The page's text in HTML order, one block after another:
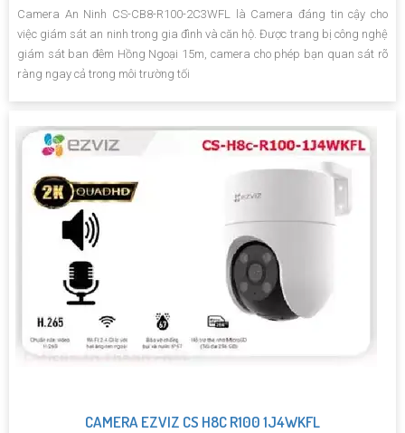
Camera An Ninh CS-CB8-R100-2C3WFL là Camera đáng tin cậy cho
việc giám sát an ninh trong gia đình và căn hộ. Được trang bị công nghệ
giám sát ban đêm Hồng Ngoại 15m, camera cho phép bạn quan sát rõ
ràng ngay cả trong môi trường tối
CAMERA EZVIZ CS H8C R100 1J4WKFL